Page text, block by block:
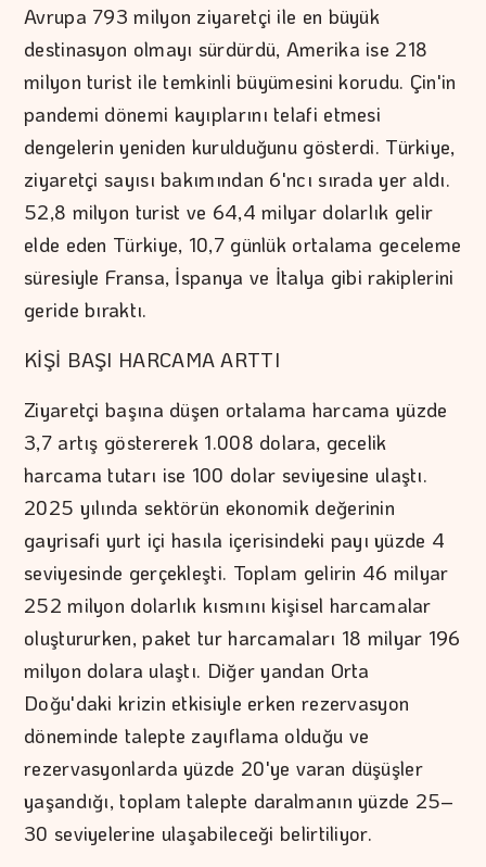
Avrupa 793 milyon ziyaretçi ile en büyük
destinasyon olmayı sürdürdü, Amerika ise 218
milyon turist ile temkinli büyümesini korudu. Çin'in
pandemi dönemi kayıplarını telafi etmesi
dengelerin yeniden kurulduğunu gösterdi. Türkiye,
ziyaretçi sayısı bakımından 6'ncı sırada yer aldı.
52,8 milyon turist ve 64,4 milyar dolarlık gelir
elde eden Türkiye, 10,7 günlük ortalama geceleme
süresiyle Fransa, İspanya ve İtalya gibi rakiplerini
geride bıraktı.
KİŞİ BAŞI HARCAMA ARTTI
Ziyaretçi başına düşen ortalama harcama yüzde
3,7 artış göstererek 1.008 dolara, gecelik
harcama tutarı ise 100 dolar seviyesine ulaştı.
2025 yılında sektörün ekonomik değerinin
gayrisafi yurt içi hasıla içerisindeki payı yüzde 4
seviyesinde gerçekleşti. Toplam gelirin 46 milyar
252 milyon dolarlık kısmını kişisel harcamalar
oluştururken, paket tur harcamaları 18 milyar 196
milyon dolara ulaştı. Diğer yandan Orta
Doğu'daki krizin etkisiyle erken rezervasyon
döneminde talepte zayıflama olduğu ve
rezervasyonlarda yüzde 20'ye varan düşüşler
yaşandığı, toplam talepte daralmanın yüzde 25–
30 seviyelerine ulaşabileceği belirtiliyor.